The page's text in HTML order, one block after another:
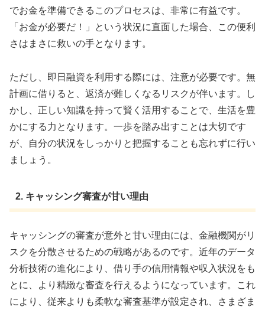
でお金を準備できるこのプロセスは、非常に有益です。
「お金が必要だ！」という状況に直面した場合、この便利
さはまさに救いの手となります。
ただし、即日融資を利用する際には、注意が必要です。無
計画に借りると、返済が難しくなるリスクが伴います。し
かし、正しい知識を持って賢く活用することで、生活を豊
かにする力となります。一歩を踏み出すことは大切です
が、自分の状況をしっかりと把握することも忘れずに行い
ましょう。
2. キャッシング審査が甘い理由
キャッシングの審査が意外と甘い理由には、金融機関がリ
スクを分散させるための戦略があるのです。近年のデータ
分析技術の進化により、借り手の信用情報や収入状況をも
とに、より精緻な審査を行えるようになっています。これ
により、従来よりも柔軟な審査基準が設定され、さまざま